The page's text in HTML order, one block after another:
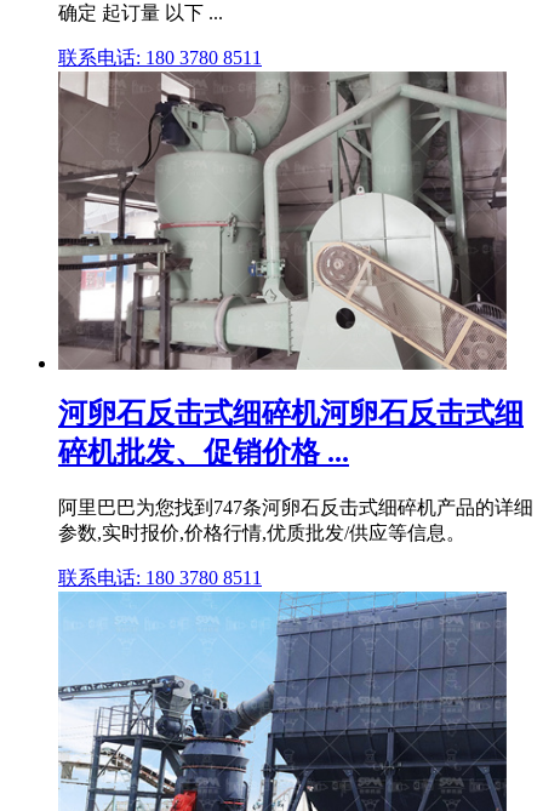
确定 起订量 以下 ...
联系电话: 180 3780 8511
河卵石反击式细碎机河卵石反击式细
碎机批发、促销价格 ...
阿里巴巴为您找到747条河卵石反击式细碎机产品的详细
参数,实时报价,价格行情,优质批发/供应等信息。
联系电话: 180 3780 8511